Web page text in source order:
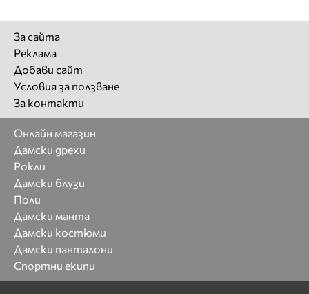
За сайта
Реклама
Добави сайт
Условия за ползване
За контакти
Онлайн магазин
Дамски дрехи
Рокли
Дамски блузи
Поли
Дамски манта
Дамски костюми
Дамски панталони
Спортни екипи